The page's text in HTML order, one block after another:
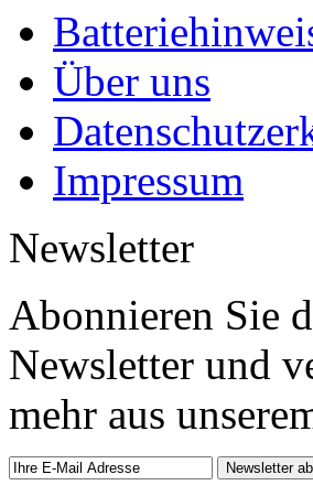
Über uns
Impressum
Newsletter
Abonnieren Sie
Newsletter und
mehr aus